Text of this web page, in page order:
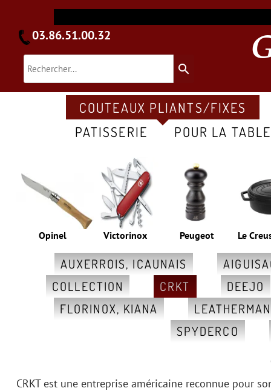
search
AUXERROIS, ICAUNAIS
COLLECTION
CRKT
DEEJO
FLORINOX, KIANA
LEATHERMAN
SPYDERCO
Peugeot Le
Victorinox
Opinel
COUTEAUX PLIANTS/FIXES
PATISSERIE
POUR LA TABLE
03.86.51.00.32
CRKT est une entreprise américaine reconnue pour